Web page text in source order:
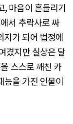
, 마음이 흔들리기
서 추락사로 싸
자가 되어 법정에
겼지만 실상은 달
스스로 깨친 카
능을 가진 인물이